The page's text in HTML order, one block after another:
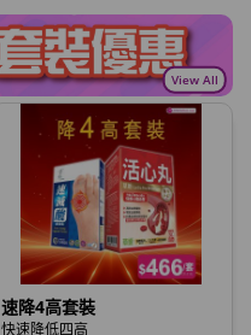
View All
速降4高套裝
快速降低四高